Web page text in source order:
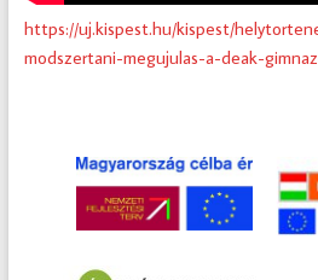
https://uj.kispest.hu/kispest/
modszertani-megujulas-a-deak-